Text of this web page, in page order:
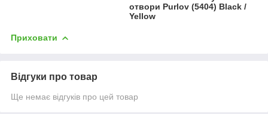
отвори Purlov (5404) Black /
Yellow
Приховати
Відгуки про товар
Ще немає відгуків про цей товар